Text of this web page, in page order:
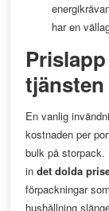
har en
En vanlig
kostnaden per
bulk på storpack.
indet dolda
förpackningar
hushållning